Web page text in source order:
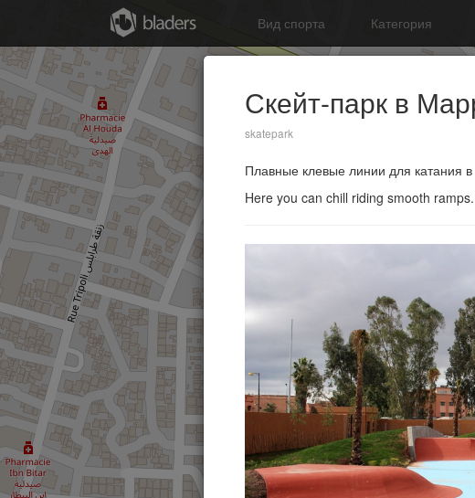
Скейт-парк в
skatepark
Плавные клевые линии для катания в
Here you can chill riding smooth ramps.
Вид спорта Категория